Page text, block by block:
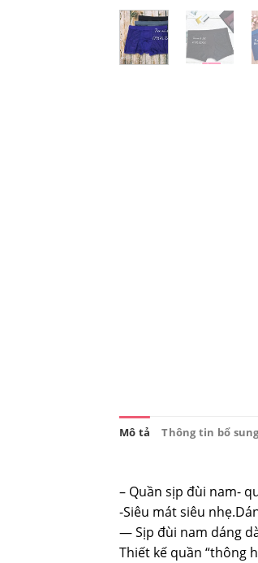
Mô tả Thông tin bổ
– Quần sịp đùi nam-
-Siêu mát siêu
— Sịp đùi nam dáng
Thiết kế quần “thông